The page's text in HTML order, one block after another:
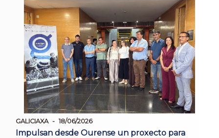
GALICIAXA 18/06/2026
Impulsan desde Ourense un proxecto para